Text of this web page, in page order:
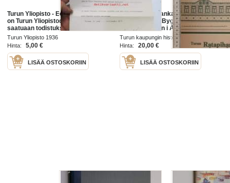
Turun Yliopisto - Eero Vasara, joka
on Turun Yliopistoon tullut
saatuaan todistuksen Turun
suomalaisesta lyseosta on tämän
Yliopiston nimikirjaan kirjoitettu,
Turun Yliopisto 1936
Hinta:
5,00 €
LISÄÄ OSTOSKORIIN
Turun Ratapihankadun
rakennukset - Byggnaderna vid
Bangårdsgatan i Åbo
Turun kaupungin historiallinen museo
1980
Hinta: 20,00 €
LISÄÄ OSTOSKORIIN